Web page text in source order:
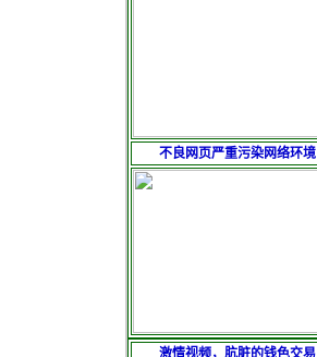
不良网页严重污染网络环境
激情视频，肮脏的钱色交易